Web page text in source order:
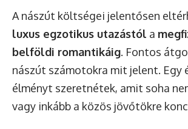
A nászút költségei jelentősen
luxus egzotikus utazástól a
belföldi romantikáig. Fontos
nászút számotokra mit jelent. Egy
élményt szeretnétek, amit soha
vagy inkább a közös jövőtökre